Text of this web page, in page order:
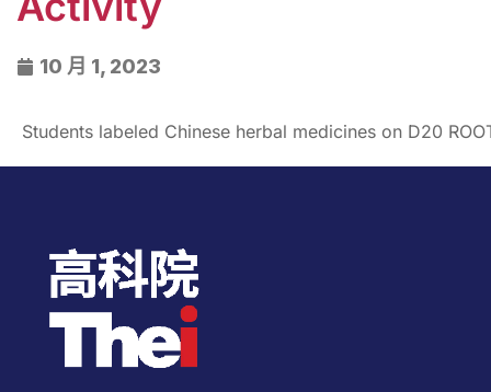
10 月 1, 2023
Students labeled Chinese herbal medicines on D20